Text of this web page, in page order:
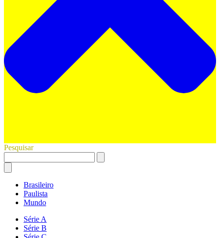
Pesquisar
Brasileiro
Paulista
Mundo
Série A
Série B